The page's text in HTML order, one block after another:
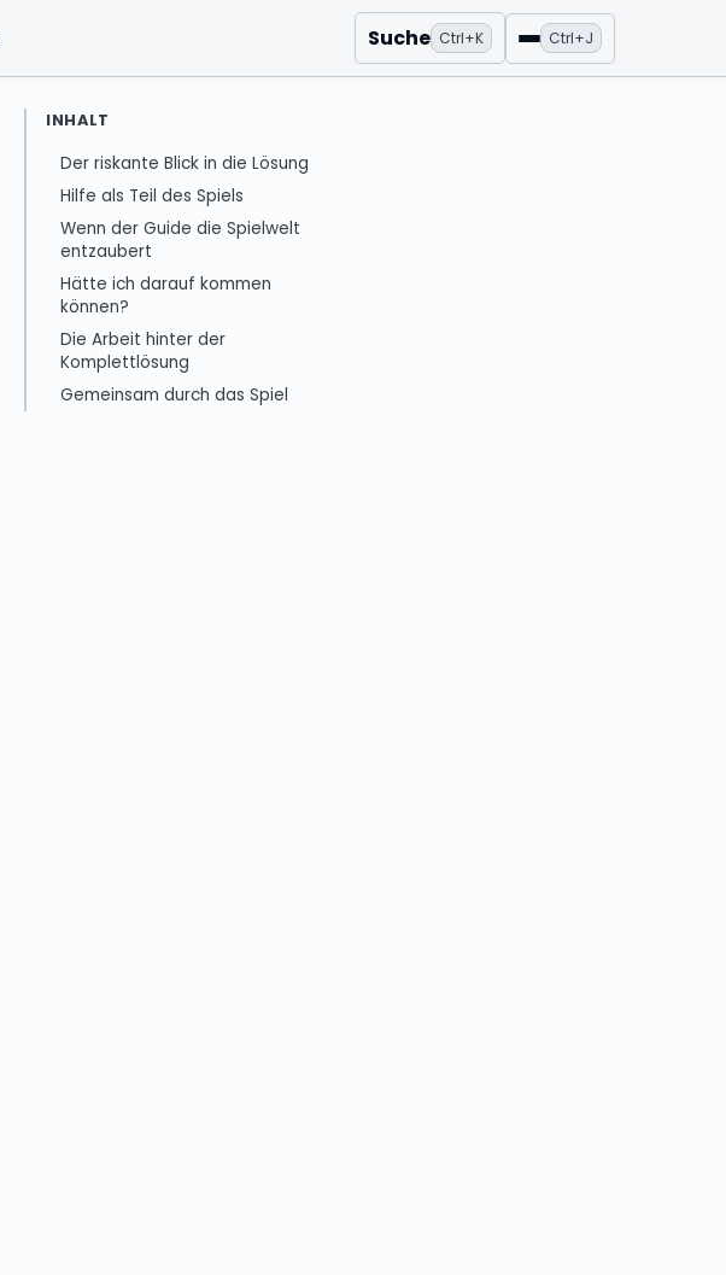
Suche Ctrl+K Ctrl+J
Menü
INHALT
Der riskante Blick in die Lösung
Hilfe als Teil des Spiels
Wenn der Guide die Spielwelt
entzaubert
Hätte ich darauf kommen
können?
Die Arbeit hinter der
Komplettlösung
Gemeinsam durch das Spiel